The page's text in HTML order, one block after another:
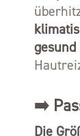
gesund
➡️
Die